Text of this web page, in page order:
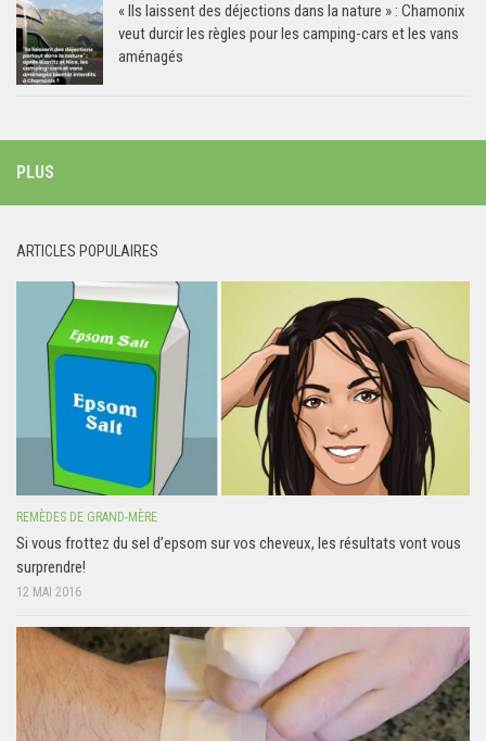
« Ils laissent des déjections dans la nature » : Chamonix
veut durcir les règles pour les camping-cars et les vans
aménagés
PLUS
ARTICLES POPULAIRES
REMÈDES DE GRAND-MÈRE
Si vous frottez du sel d’epsom sur vos cheveux, les résultats vont vous
surprendre!
12 MAI 2016